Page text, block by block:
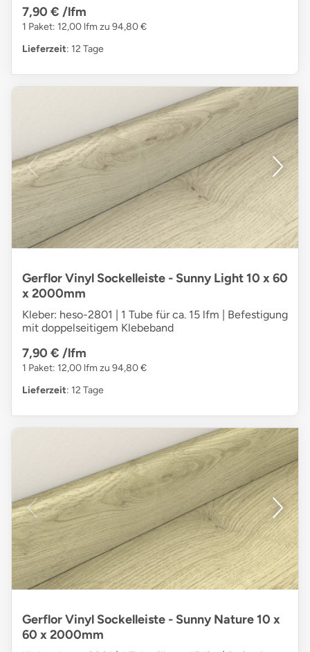
7,90 € /lfm
1 Paket: 12,00 lfm zu 94,80 €
Lieferzeit: 12 Tage
Gerflor Vinyl Sockelleiste - Sunny Light 10 x 60
x 2000mm
Kleber: heso-2801 | 1 Tube für ca. 15 lfm | Befestigung
mit doppelseitigem Klebeband
7,90 € /lfm
1 Paket: 12,00 lfm zu 94,80 €
Lieferzeit: 12 Tage
Gerflor Vinyl Sockelleiste - Sunny Nature 10 x
60 x 2000mm